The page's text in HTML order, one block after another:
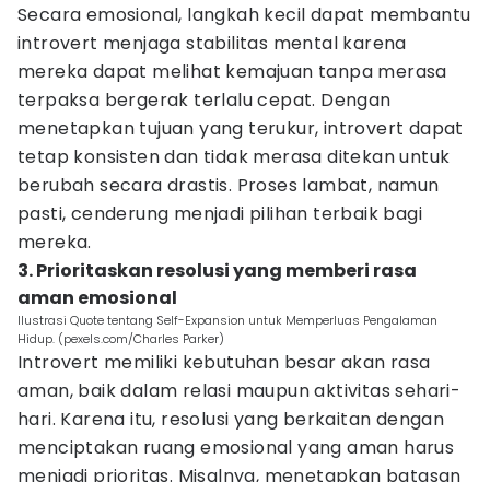
Secara emosional, langkah kecil dapat membantu
introvert menjaga stabilitas mental karena
mereka dapat melihat kemajuan tanpa merasa
terpaksa bergerak terlalu cepat. Dengan
menetapkan tujuan yang terukur, introvert dapat
tetap konsisten dan tidak merasa ditekan untuk
berubah secara drastis. Proses lambat, namun
pasti, cenderung menjadi pilihan terbaik bagi
mereka.
3. Prioritaskan resolusi yang memberi rasa
aman emosional
Ilustrasi Quote tentang Self-Expansion untuk Memperluas Pengalaman
Hidup. (pexels.com/Charles Parker)
Introvert memiliki kebutuhan besar akan rasa
aman, baik dalam relasi maupun aktivitas sehari-
hari. Karena itu, resolusi yang berkaitan dengan
menciptakan ruang emosional yang aman harus
menjadi prioritas. Misalnya, menetapkan batasan